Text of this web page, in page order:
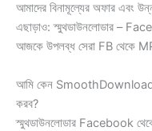
আমাদের বিনামূল্যের অফার এবং
এছাড়াও: স্মুথডাউনলোডার –
আজকে উপলব্ধ সেরা FB থেকে
আমি কেন
করব?
স্মুথডাউনলোডার Facebook